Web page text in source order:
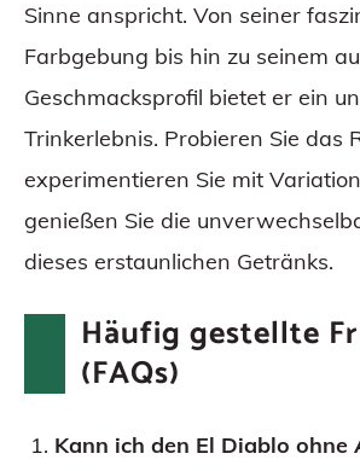
Sinne anspricht. Von seiner
Farbgebung bis hin zu seinem
Geschmacksprofil bietet er ein
Trinkerlebnis. Probieren Sie das
experimentieren Sie mit
genießen Sie die
dieses erstaunlichen Getränks.
Häufig gestellte
(FAQs)
Kann ich den El Diablo ohne